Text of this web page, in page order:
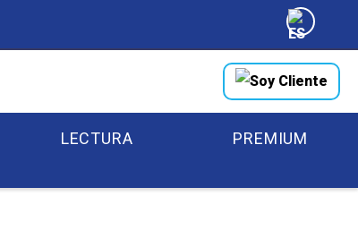
Soy Cliente
LECTURA PREMIUM